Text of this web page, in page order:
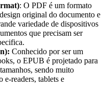
: O PDF é um formato
original do documento e
variedade de dispositivos
que precisam ser
Conhecido por ser um
o EPUB é projetado para
sendo muito
e-readers, tablets e